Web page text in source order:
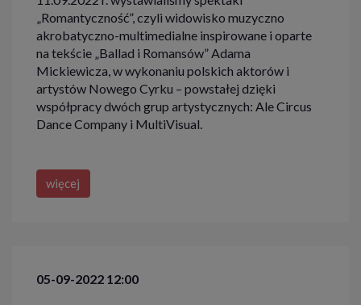
„Romantyczność”, czyli widowisko muzyczno
akrobatyczno-multimedialne inspirowane i oparte
na tekście „Ballad i Romansów” Adama
Mickiewicza, w wykonaniu polskich aktorów i
artystów Nowego Cyrku – powstałej dzięki
współpracy dwóch grup artystycznych: Ale Circus
Dance Company i MultiVisual.
więcej
05-09-2022 12:00